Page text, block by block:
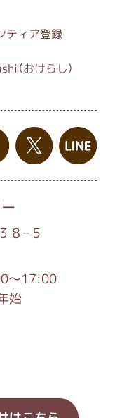
ティア登録
（おけらし）
８−５
～17:00
始